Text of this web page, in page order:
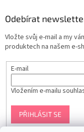
Odebírat
Vložte svůj e-mail a my
produktech na našem e-
E-mail
Vložením e-mailu
PŘIHLÁSIT SE